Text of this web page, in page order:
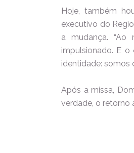
Hoje, também
executivo do
a mudança. “Ao
impulsionado. E
identidade: somos
Após a missa,
verdade, o retorno